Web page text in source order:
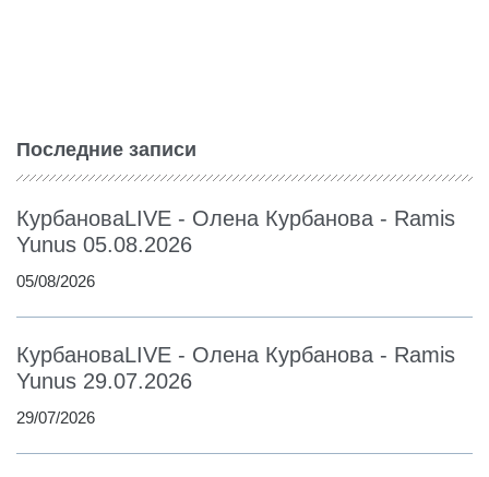
Последние записи
КурбановаLIVE - Олена Курбанова - Ramis
Yunus 05.08.2026
05/08/2026
КурбановаLIVE - Олена Курбанова - Ramis
Yunus 29.07.2026
29/07/2026